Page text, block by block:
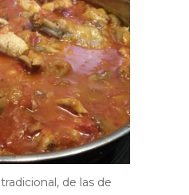
de las de